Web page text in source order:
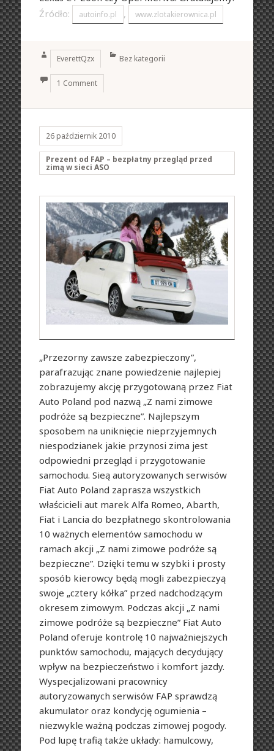
Źródło:
autoinfo.pl , www.zlotakierownica.pl
Author
EverettQzx Categories
Bez kategorii
1 Comment
26 październik 2010
Prezent od FAP – bezpłatny przegląd przed
zimą w sieci ASO
„Przezorny zawsze zabezpieczony”,
parafrazując znane powiedzenie najlepiej
zobrazujemy akcję przygotowaną przez Fiat
Auto Poland pod nazwą „Z nami zimowe
podróże są bezpieczne”. Najlepszym
sposobem na uniknięcie nieprzyjemnych
niespodzianek jakie przynosi zima jest
odpowiedni przegląd i przygotowanie
samochodu. Sieą autoryzowanych serwisów
Fiat Auto Poland zaprasza wszystkich
właścicieli aut marek Alfa Romeo, Abarth,
Fiat i Lancia do bezpłatnego skontrolowania
10 ważnych elementów samochodu w
ramach akcji „Z nami zimowe podróże są
bezpieczne”. Dzięki temu w szybki i prosty
sposób kierowcy będą mogli zabezpieczyą
swoje „cztery kółka” przed nadchodzącym
okresem zimowym. Podczas akcji „Z nami
zimowe podróże są bezpieczne” Fiat Auto
Poland oferuje kontrolę 10 najważniejszych
punktów samochodu, mających decydujący
wpływ na bezpieczeństwo i komfort jazdy.
Wyspecjalizowani pracownicy
autoryzowanych serwisów FAP sprawdzą
akumulator oraz kondycję ogumienia –
niezwykle ważną podczas zimowej pogody.
Pod lupę trafią także układy: hamulcowy,